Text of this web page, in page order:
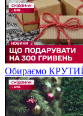
Обираємо